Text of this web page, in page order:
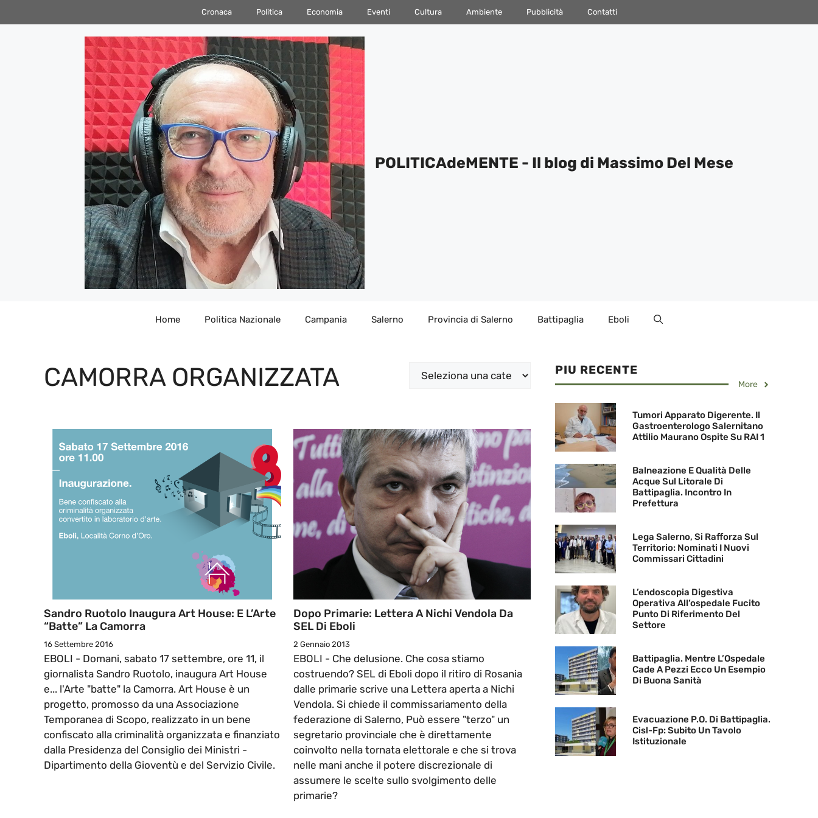
al
Cronaca Politica Economia Eventi Cultura Ambiente Pubblicità Contatti
POLITICAdeMENTE - Il blog di Massimo Del Mese
Home Politica Nazionale Campania Salerno Provincia di Salerno Battipaglia Eboli
CAMORRA ORGANIZZATA Categorie
Sandro Ruotolo Inaugura Art House: E L’Arte
“batte” La Camorra
16 Settembre 2016
EBOLI - Domani, sabato 17 settembre, ore 11, il
giornalista Sandro Ruotolo, inaugura Art House
e... l'Arte "batte" la Camorra. Art House è un
progetto, promosso da una Associazione
Temporanea di Scopo, realizzato in un bene
confiscato alla criminalità organizzata e finanziato
dalla Presidenza del Consiglio dei Ministri -
Dipartimento della Gioventù e del Servizio Civile.
Dopo Primarie: Lettera A Nichi Vendola Da
SEL Di Eboli
2 Gennaio 2013
EBOLI - Che delusione. Che cosa stiamo
costruendo? SEL di Eboli dopo il ritiro di Rosania
dalle primarie scrive una Lettera aperta a Nichi
Vendola. Si chiede il commissariamento della
federazione di Salerno, Può essere "terzo" un
segretario provinciale che è direttamente
coinvolto nella tornata elettorale e che si trova
nelle mani anche il potere discrezionale di
assumere le scelte sullo svolgimento delle
primarie?
PIU RECENTE
More
Tumori Apparato Digerente. Il
Gastroenterologo Salernitano
Attilio Maurano Ospite Su RAI 1
Balneazione E Qualità Delle
Acque Sul Litorale Di
Battipaglia. Incontro In
Prefettura
Lega Salerno, Si Rafforza Sul
Territorio: Nominati I Nuovi
Commissari Cittadini
L’endoscopia Digestiva
Operativa All’ospedale Fucito
Punto Di Riferimento Del
Settore
Battipaglia. Mentre L’Ospedale
Cade A Pezzi Ecco Un Esempio
Di Buona Sanità
Evacuazione P.O. Di Battipaglia.
Cisl-Fp: Subito Un Tavolo
Istituzionale